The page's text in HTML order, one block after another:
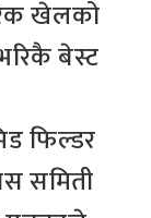
खेलको
बेस्ट
फिल्डर
समिती